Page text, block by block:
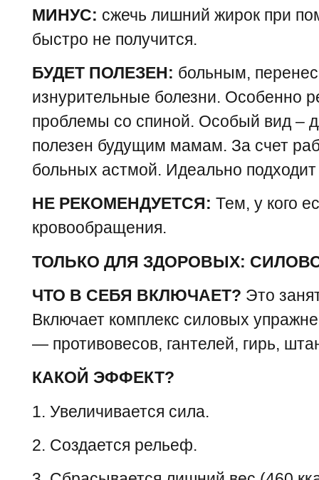
МИНУС: сжечь лишний жирок при
быстро не получится.
БУДЕТ ПОЛЕЗЕН: больным,
изнурительные болезни. Особенно
проблемы со спиной. Особый вид –
полезен будущим мамам. За счет
больных астмой. Идеально
НЕ РЕКОМЕНДУЕТСЯ: Тем, у кого
кровообращения.
ТОЛЬКО ДЛЯ ЗДОРОВЫХ:
ЧТО В СЕБЯ ВКЛЮЧАЕТ? Это
Включает комплекс силовых
— противовесов, гантелей, гирь,
КАКОЙ ЭФФЕКТ?
1. Увеличивается сила.
2. Создается рельеф.